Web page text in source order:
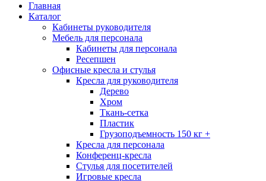
Главная
Каталог
Кабинеты руководителя
Мебель для персонала
Кабинеты для персонала
Ресепшен
Офисные кресла и стулья
Кресла для руководителя
Дерево
Хром
Ткань-сетка
Пластик
Грузоподъемность 150 кг +
Кресла для персонала
Конференц-кресла
Стулья для посетителей
Игровые кресла